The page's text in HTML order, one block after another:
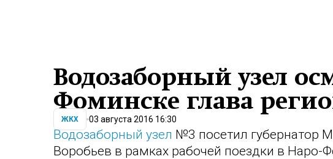
Водозаборный узел
Фоминске глава
ЖКХ 03 августа 2016 16:30
Водозаборный узел №3 посетил губернатор
Воробьев в рамках рабочей поездки в Наро-